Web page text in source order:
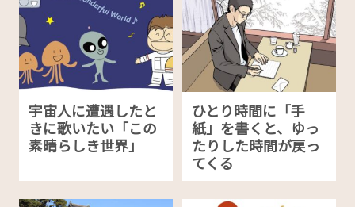
宇宙人に遭遇したと
きに歌いたい「この
素晴らしき世界」
ひとり時間に「手
紙」を書くと、ゆっ
たりした時間が戻っ
てくる